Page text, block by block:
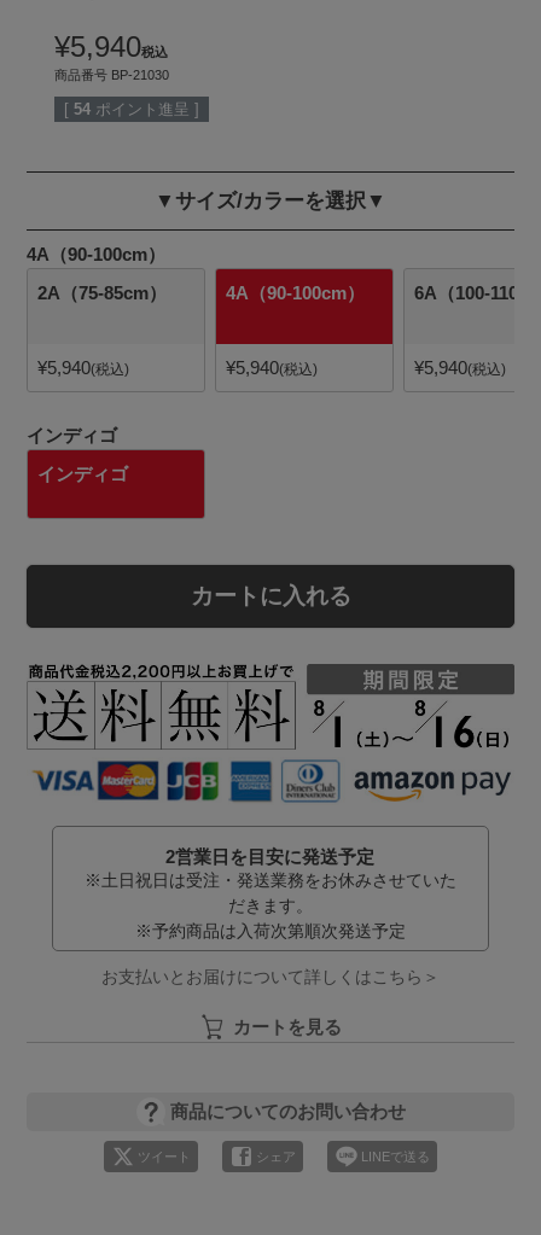
¥5,940税込
商品番号 BP-21030
[ 54 ポイント進呈 ]
▼サイズ/カラーを選択▼
4A（90-100cm）
2A（75-85cm）
¥5,940 税込
4A（90-100cm）
¥5,940 税込
6A（100-
¥5,940 税込
インディゴ
インディゴ
カートに入れる
2営業日を目安に発送予定
※土日祝日は受注・発送業務をお休みさせていた
だきます。
※予約商品は入荷次第順次発送予定
お支払いとお届けについて詳しくはこちら＞
カートを見る
商品についてのお問い合わせ
ツイート シェア LINEで送る